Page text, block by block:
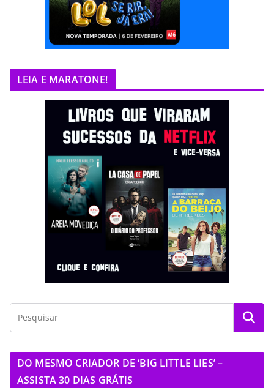
LEIA E MARATONE!
DO MESMO CRIADOR DE ‘BIG LITTLE LIES’ –
ASSISTA 30 DIAS GRÁTIS